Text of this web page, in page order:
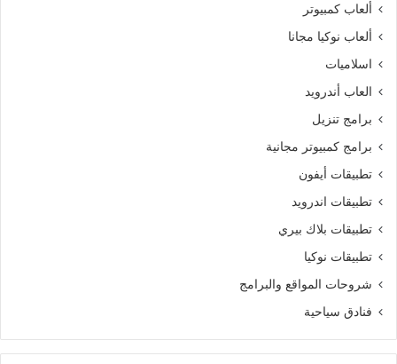
ألعاب كمبيوتر
ألعاب نوكيا مجانا
اسلاميات
العاب أندرويد
برامج تنزيل
برامج كمبيوتر مجانية
تطبيقات أيفون
تطبيقات اندرويد
تطبيقات بلاك بيري
تطبيقات نوكيا
شروحات المواقع والبرامج
فنادق سياحية